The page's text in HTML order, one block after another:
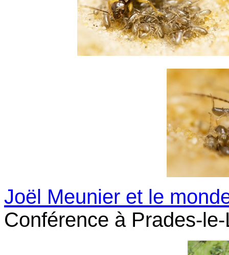
Joël Meunier et le
Conférence à Prades-